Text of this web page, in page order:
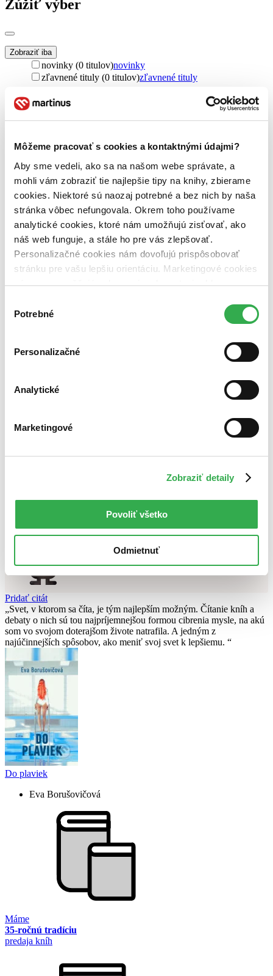
Môžeme pracovať s cookies a kontaktnými údajmi?
Aby sme vedeli, ako sa na našom webe správate, a
mohli vám zobraziť tie najlepšie tipy na knihy, zbierame
cookies. Niektoré sú naozaj potrebné a bez nich by naša
stránka vôbec nefungovala. Okrem toho používame
analytické cookies, ktoré nám umožňujú zisťovať, ako
náš web funguje, a stále ho pre vás zlepšovať.
Personalizačné cookies nám dovoľujú prispôsobovať
stránku pre vašu lepšiu orientáciu. Marketingové cookies
nám zas umožňujú zobrazenie relevantnej reklamy.
nám pomohlo, keby sme mohli používať všetky tieto
súhlasu
Potrebné
Personalizačné
Analytické
Marketingové
Zobraziť detaily
Povoliť všetko
Odmietnuť
Zúžiť výber
Zobraziť iba
novinky (0 titulov)novinky
zľavnené tituly (0 titulov)zľavnené tituly
Dostupnosť
na centrálnom sklade
predpredaj (0 titulov)predpredaj
dostupná (bez vypredaných) (0 titulov)dostupná (bez
Nové / čítané
nová (0 titulov)nová
čítaná (0 titulov)čítaná
čítaná - výborný stav (0 titulov)
čítaná - výborný stav
čítaná - mierne opotrebovaná (0 titulov)čítaná - mierne
opotrebovaná
čítané verzie vypredaných kníh (0 titulov)čítané verzie
vypredaných kníh
Zúžiť výber
Zoradiť
Novinky
Najvyššia zľava
Použité filtre
Skúste prosím zmeniť vyhľadávaný výraz.
Chcete poradiť knihu?
Pridať citát
Svet, v ktorom sa číta, je tým najlepším možným. Čítanie kníh a
debaty o nich sú tou najpríjemnejšou formou cibrenia mysle, na akú
som vo svojom doterajšom živote natrafila. A jedným z
najúčinnejších spôsobov, ako meniť svoj svet k lepšiemu.
Do plaviek
Eva Borušovičová
Máme
35-ročnú tradíciu
predaja kníh